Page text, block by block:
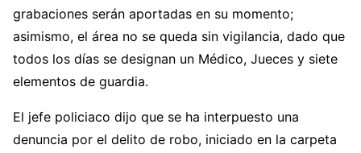
grabaciones serán aportadas en su momento;
asimismo, el área no se queda sin vigilancia, dado que
todos los días se designan un Médico, Jueces y siete
elementos de guardia.
El jefe policiaco dijo que se ha interpuesto una
denuncia por el delito de robo, iniciado en la carpeta